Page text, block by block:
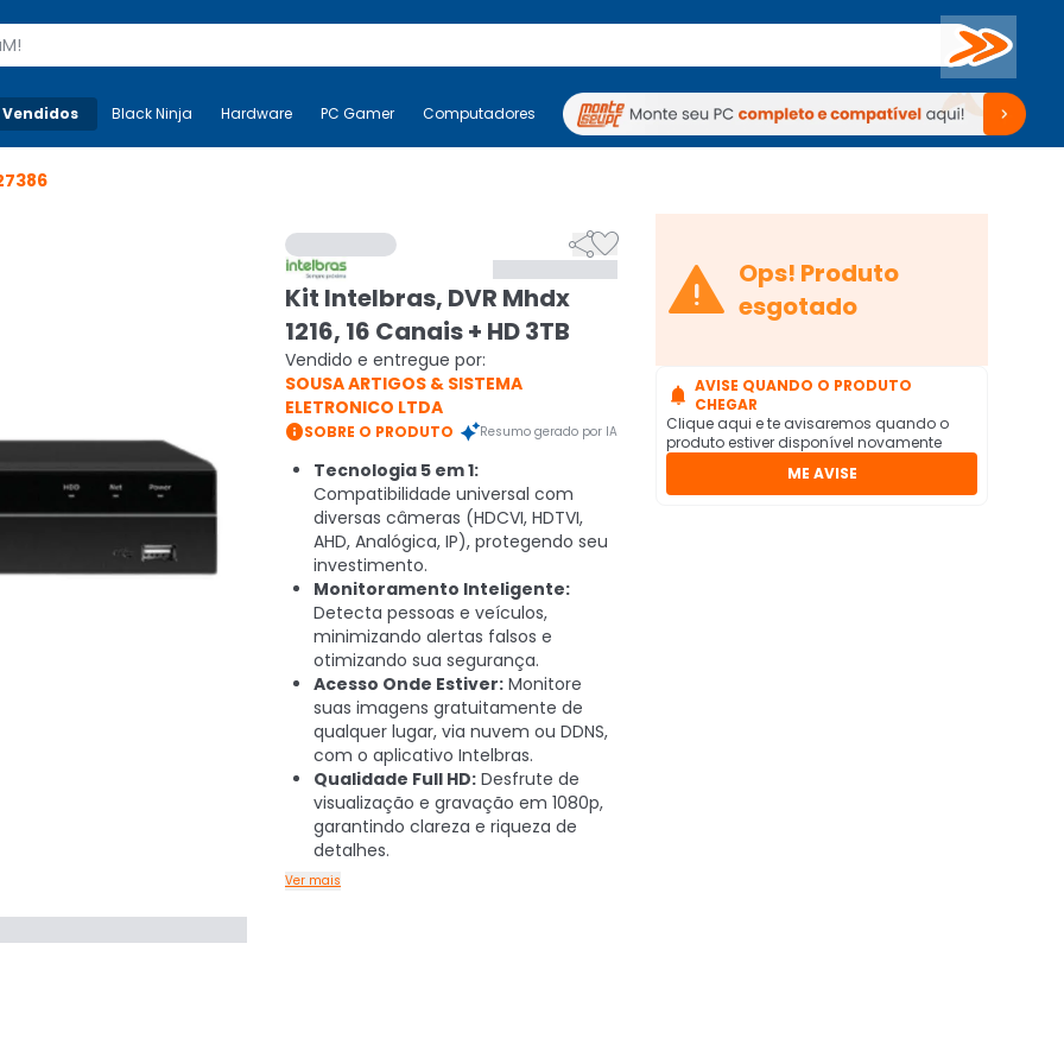
Buscar
Mais-v- Black Ninja Hardware PC Gamer Computadores Periféricos TV Venda no KaBuM!
Black Ninja Hardware PC Gamer Computadores Periféricos TV Venda no KaBuM!

Kit Intelbras, DVR Mhdx
1216, 16 Canais + HD 3TB
Vendido e entregue por:
SOUSA ARTIGOS & SISTEMA
ELETRONICO LTDA
SOBRE O PRODUTO Resumo gerado por IA
Tecnologia 5 em 1:
Compatibilidade universal com
diversas câmeras (HDCVI, HDTVI,
AHD, Analógica, IP), protegendo seu
investimento.
Monitoramento Inteligente:
Detecta pessoas e veículos,
minimizando alertas falsos e
otimizando sua segurança.
Acesso Onde Estiver: Monitore
suas imagens gratuitamente de
qualquer lugar, via nuvem ou DDNS,
com o aplicativo Intelbras.
Qualidade Full HD: Desfrute de
visualização e gravação em 1080p,
garantindo clareza e riqueza de
detalhes.
Ver mais
 Ops! Produto
esgotado
 AVISE QUANDO O PRODUTO
CHEGAR
Clique aqui e te avisaremos quando o
produto estiver disponível novamente
ME AVISE